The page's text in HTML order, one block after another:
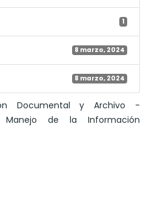
1
8 marzo, 2024
8 marzo, 2024
Documental y Archivo -
Manejo de la Información